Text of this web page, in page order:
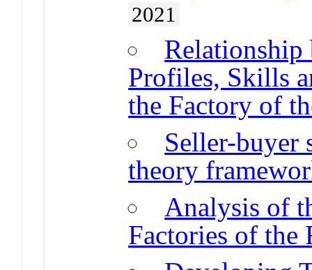
2021
Relationship
Profiles, Skills
the Factory of
Seller-buyer
theory
Analysis of
Factories of the